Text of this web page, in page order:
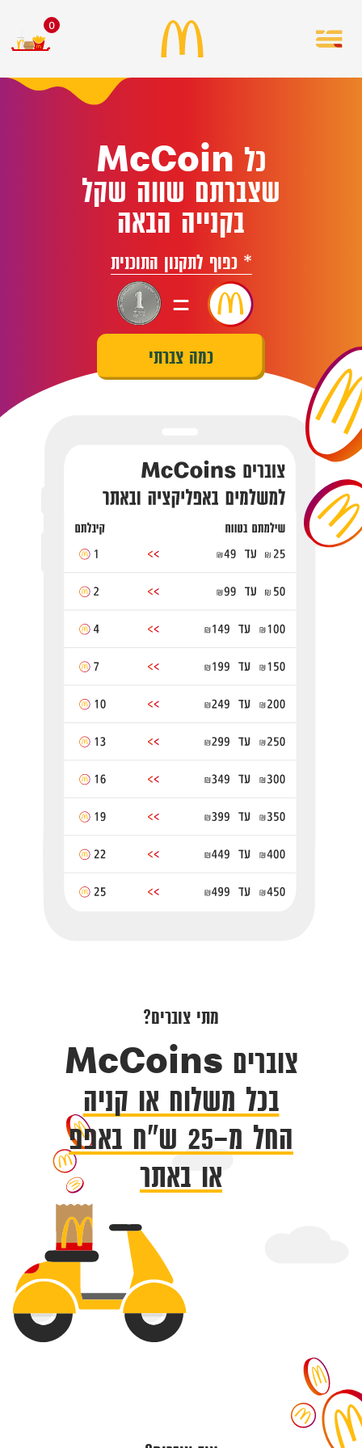
0
כל McCoin
שצברתם שווה שקל
בקנייה הבאה
* כפוף לתקנון התוכנית
=
כמה צברתי
מתי צוברים?
צוברים McCoins
בכל משלוח או קניה
החל מ-25 ש"ח באפפ
או באתר